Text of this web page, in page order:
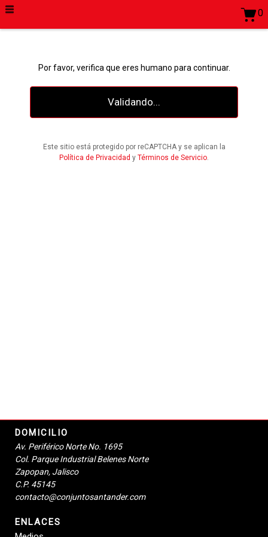
0
Por favor, verifica que eres humano para continuar.
Validando...
Este sitio está protegido por reCAPTCHA y se aplican la
Política de Privacidad y Términos de Servicio
DOMICILIO
Av. Periférico Norte No. 1695
Col. Parque Industrial Belenes Norte
Zapopan, Jalisco
C.P. 45145
contacto@conjuntosantander.com
ENLACES